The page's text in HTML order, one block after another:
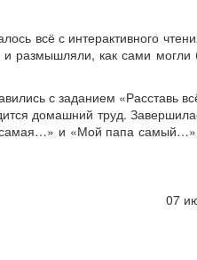
всё с интерактивного
и размышляли, как сами
с заданием «Расставь
домашний труд.
самая…» и «Мой папа
07